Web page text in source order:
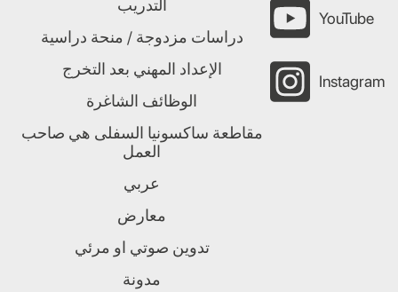
التدريب
دراسات مزدوجة / منحة دراسية
الإعداد المهني بعد التخرج
الوظائف الشاغرة
مقاطعة ساكسونيا السفلى هي صاحب
العمل
عربي
معارض
تدوين صوتي او مرئي
مدونة
YouTube
Instagram